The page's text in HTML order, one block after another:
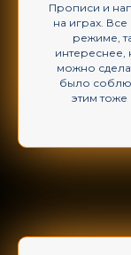
Прописи и
на играх.
режиме,
интереснее,
можно
было
этим